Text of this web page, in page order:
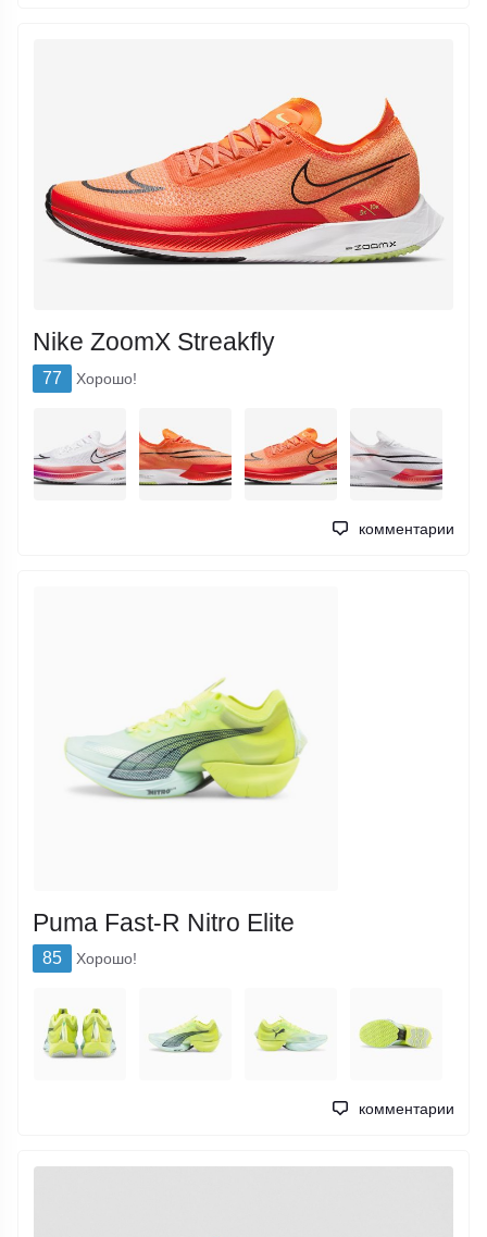
Nike ZoomX Streakfly
77 Хорошо!
комментарии
Puma Fast-R Nitro Elite
85 Хорошо!
комментарии